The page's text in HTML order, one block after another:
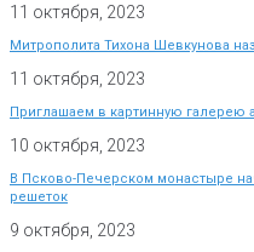
11 октября, 2023
Митрополита Тихона Шевкунова
11 октября, 2023
Приглашаем в картинную галерею
10 октября, 2023
В Псково-Печерском монастыре
решеток
9 октября, 2023